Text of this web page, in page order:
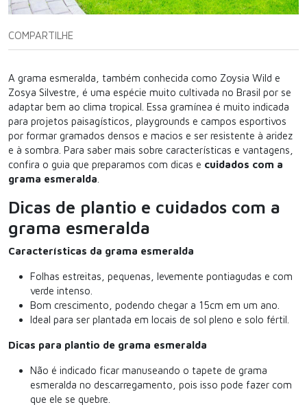
COMPARTILHE
A grama esmeralda, também conhecida como Zoysia Wild e
Zosya Silvestre, é uma espécie muito cultivada no Brasil por se
adaptar bem ao clima tropical. Essa gramínea é muito indicada
para projetos paisagísticos, playgrounds e campos esportivos
por formar gramados densos e macios e ser resistente à aridez
e à sombra. Para saber mais sobre características e vantagens,
confira o guia que preparamos com dicas e cuidados com a
grama esmeralda
Dicas de plantio e cuidados com a
grama esmeralda
Características da grama esmeralda
Folhas estreitas, pequenas, levemente pontiagudas e com
verde intenso.
Bom crescimento, podendo chegar a 15cm em um ano.
Ideal para ser plantada em locais de sol pleno e solo fértil.
Dicas para plantio de grama esmeralda
Não é indicado ficar manuseando o tapete de grama
esmeralda no descarregamento, pois isso pode fazer com
que ele se quebre.